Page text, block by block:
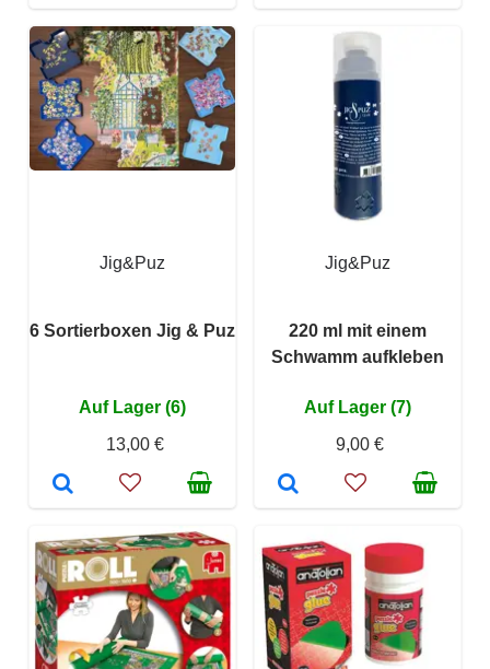
Jig&Puz
6 Sortierboxen Jig & Puz
Auf Lager (6)
13,00 €
Jig&Puz
220 ml mit einem
Schwamm aufkleben
Auf Lager (7)
9,00 €